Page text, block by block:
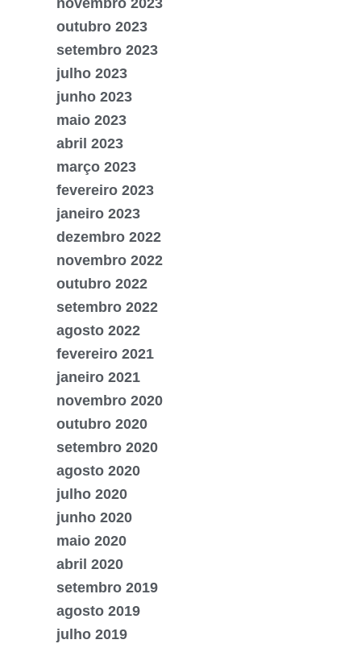
outubro 2023
setembro 2023
julho 2023
junho 2023
maio 2023
abril 2023
março 2023
fevereiro 2023
janeiro 2023
dezembro 2022
novembro 2022
outubro 2022
setembro 2022
agosto 2022
fevereiro 2021
janeiro 2021
novembro 2020
outubro 2020
setembro 2020
agosto 2020
julho 2020
junho 2020
maio 2020
abril 2020
setembro 2019
agosto 2019
julho 2019